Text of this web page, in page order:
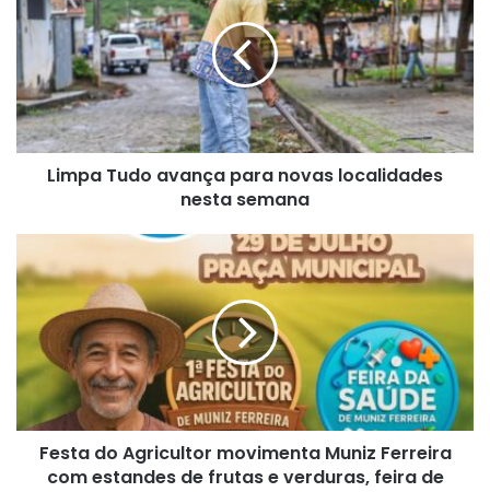
avança
para
novas
localidades
nesta
semana
Limpa Tudo avança para novas localidades
nesta semana
do
Agricultor
movimenta
Muniz
Ferreira
com
estandes
de
frutasFesta do Agricultor movimenta Muniz Ferreira
com estandes de frutas e verduras, feira de